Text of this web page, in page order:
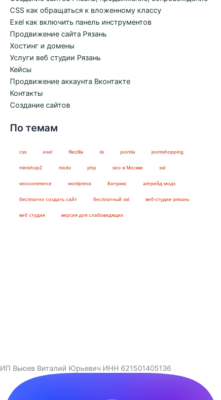
CSS как обращаться к вложенному классу
Exel как включить панель инструментов
Продвижение сайта Рязань
Хостинг и домены
Услуги веб студии Рязань
Кейсы
Продвижение аккаунта Вконтакте
Контакты
Создание сайтов
По темам
css exel filezilla iis joomla joomshopping
minishop2 modx php seo в Москве ssl
woocommerce wordpress Битрикс апгрейд модх
бесплатно создать сайт бесплатный ssl веб-студии рязань
веб студия версия для слабовидящих
ИП Вьюев Виталий Юрьевич ИНН 621501405136